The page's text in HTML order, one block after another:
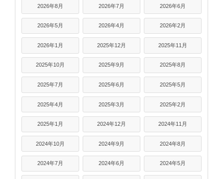
2026年8月 2026年7月 2026年6月
2026年5月 2026年4月 2026年2月
2026年1月 2025年12月 2025年11月
2025年10月 2025年9月 2025年8月
2025年7月 2025年6月 2025年5月
2025年4月 2025年3月 2025年2月
2025年1月 2024年12月 2024年11月
2024年10月 2024年9月 2024年8月
2024年7月 2024年6月 2024年5月